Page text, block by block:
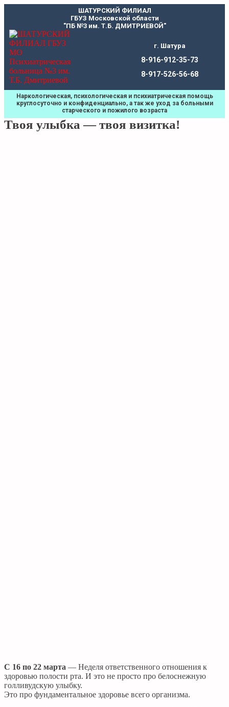
ШАТУРСКИЙ ФИЛИАЛ
ГБУЗ Московской области
"ПБ №3 им. Т.Б. ДМИТРИЕВОЙ"
г. Шатура
8-916-912-35-73
8-917-526-56-68
Наркологическая, психологическая и психиатрическая помощь
круглосуточно и конфиденциально, а так же уход за больными
старческого и пожилого возраста
Твоя улыбка — твоя визитка!
С 16 по 22 марта — Неделя ответственного отношения к
здоровью полости рта. И это не просто про белоснежную
голливудскую улыбку.
Это про фундаментальное здоровье всего организма.